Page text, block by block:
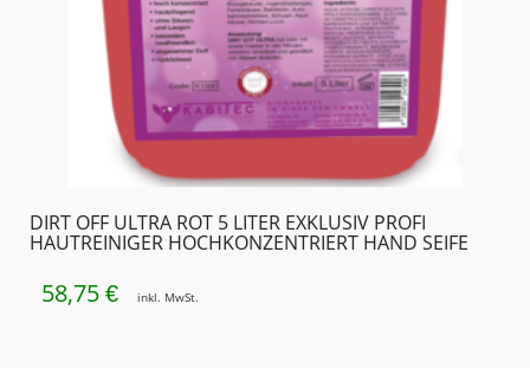
DIRT OFF ULTRA ROT 5 LITER EXKLUSIV PROFI
HAUTREINIGER HOCHKONZENTRIERT HAND SEIFE
58,75 € inkl. MwSt.